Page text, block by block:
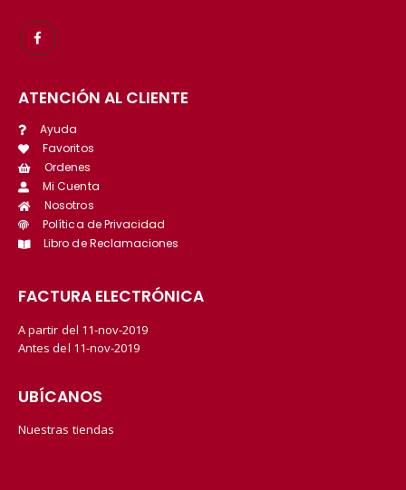
ATENCIÓN AL CLIENTE
Ayuda
Favoritos
Ordenes
Mi Cuenta
Nosotros
Política de Privacidad
Libro de Reclamaciones
FACTURA ELECTRÓNICA
A partir del 11-nov-2019
Antes del 11-nov-2019
UBÍCANOS
Nuestras tiendas